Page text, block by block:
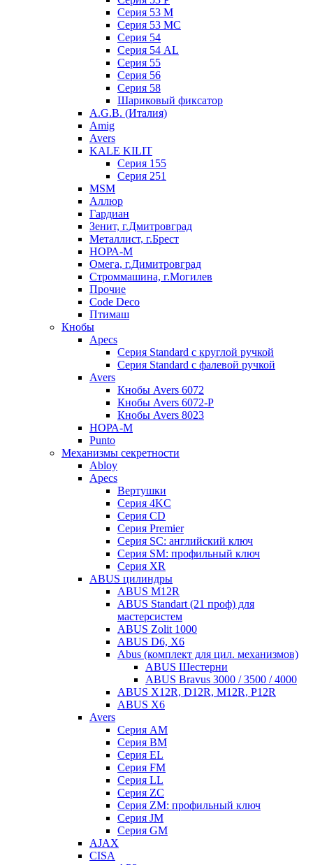
Серия 53 М
Серия 53 МC
Серия 54
Серия 54 AL
Серия 55
Серия 56
Серия 58
Шариковый фиксатор
A.G.B. (Италия)
Amig
Avers
KALE KILIT
Серия 155
Серия 251
MSM
Аллюр
Гардиан
Зенит, г.Дмитровград
Металлист, г.Брест
НОРА-М
Омега, г.Димитровград
Строммашина, г.Могилев
Прочие
Code Deco
Птимаш
Кнобы
Apecs
Серия Standard с круглой ручкой
Серия Standard с фалевой ручкой
Avers
Кнобы Avers 6072
Кнобы Avers 6072-P
Кнобы Avers 8023
НОРА-М
Punto
Механизмы секретности
Abloy
Apecs
Вертушки
Серия 4KC
Серия CD
Серия Premier
Серия SC: английский ключ
Серия SM: профильный ключ
Серия XR
ABUS цилиндры
ABUS M12R
ABUS Standart (21 проф) для
мастерсистем
ABUS Zolit 1000
ABUS D6, X6
Abus (комплект для цил. механизмов)
ABUS Шестерни
ABUS Bravus 3000 / 3500 / 4000
ABUS X12R, D12R, M12R, P12R
ABUS X6
Avers
Серия AM
Серия BM
Серия EL
Серия FM
Серия LL
Серия ZC
Серия ZM: профильный ключ
Серия JM
Серия GM
AJAX
CISA